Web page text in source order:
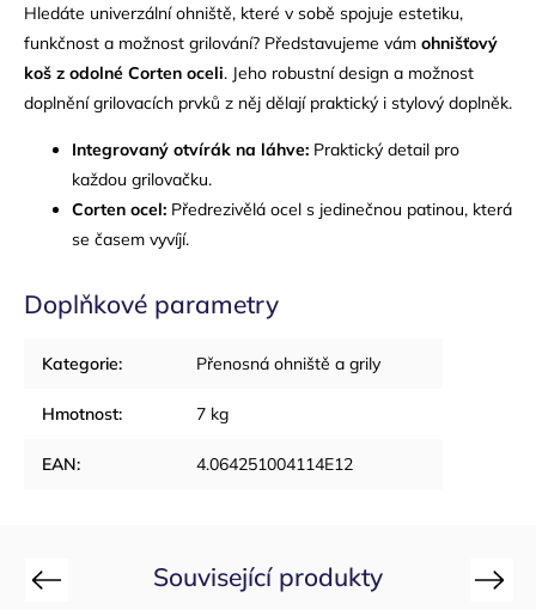
Hledáte univerzální ohniště, které v sobě spojuje estetiku,
funkčnost a možnost grilování? Představujeme vám ohnišťový
koš z odolné Corten oceli. Jeho robustní design a možnost
doplnění grilovacích prvků z něj dělají praktický i stylový doplněk.
Integrovaný otvírák na láhve: Praktický detail pro
každou grilovačku.
Corten ocel: Předrezivělá ocel s jedinečnou patinou, která
se časem vyvíjí.
Doplňkové parametry
Kategorie: Přenosná ohniště a grily
Hmotnost: 7 kg
EAN: 4.064251004114E12
Související produkty
Previous Next